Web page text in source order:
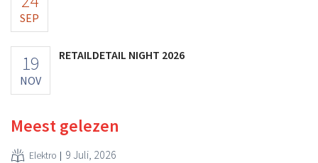
SEP
19
NOV
RETAILDETAIL NIGHT 2026
Meest gelezen
Elektro 9 Juli, 2026